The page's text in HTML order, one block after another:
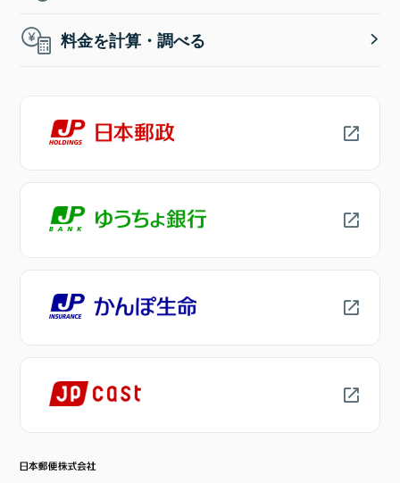
料金を計算・調べる